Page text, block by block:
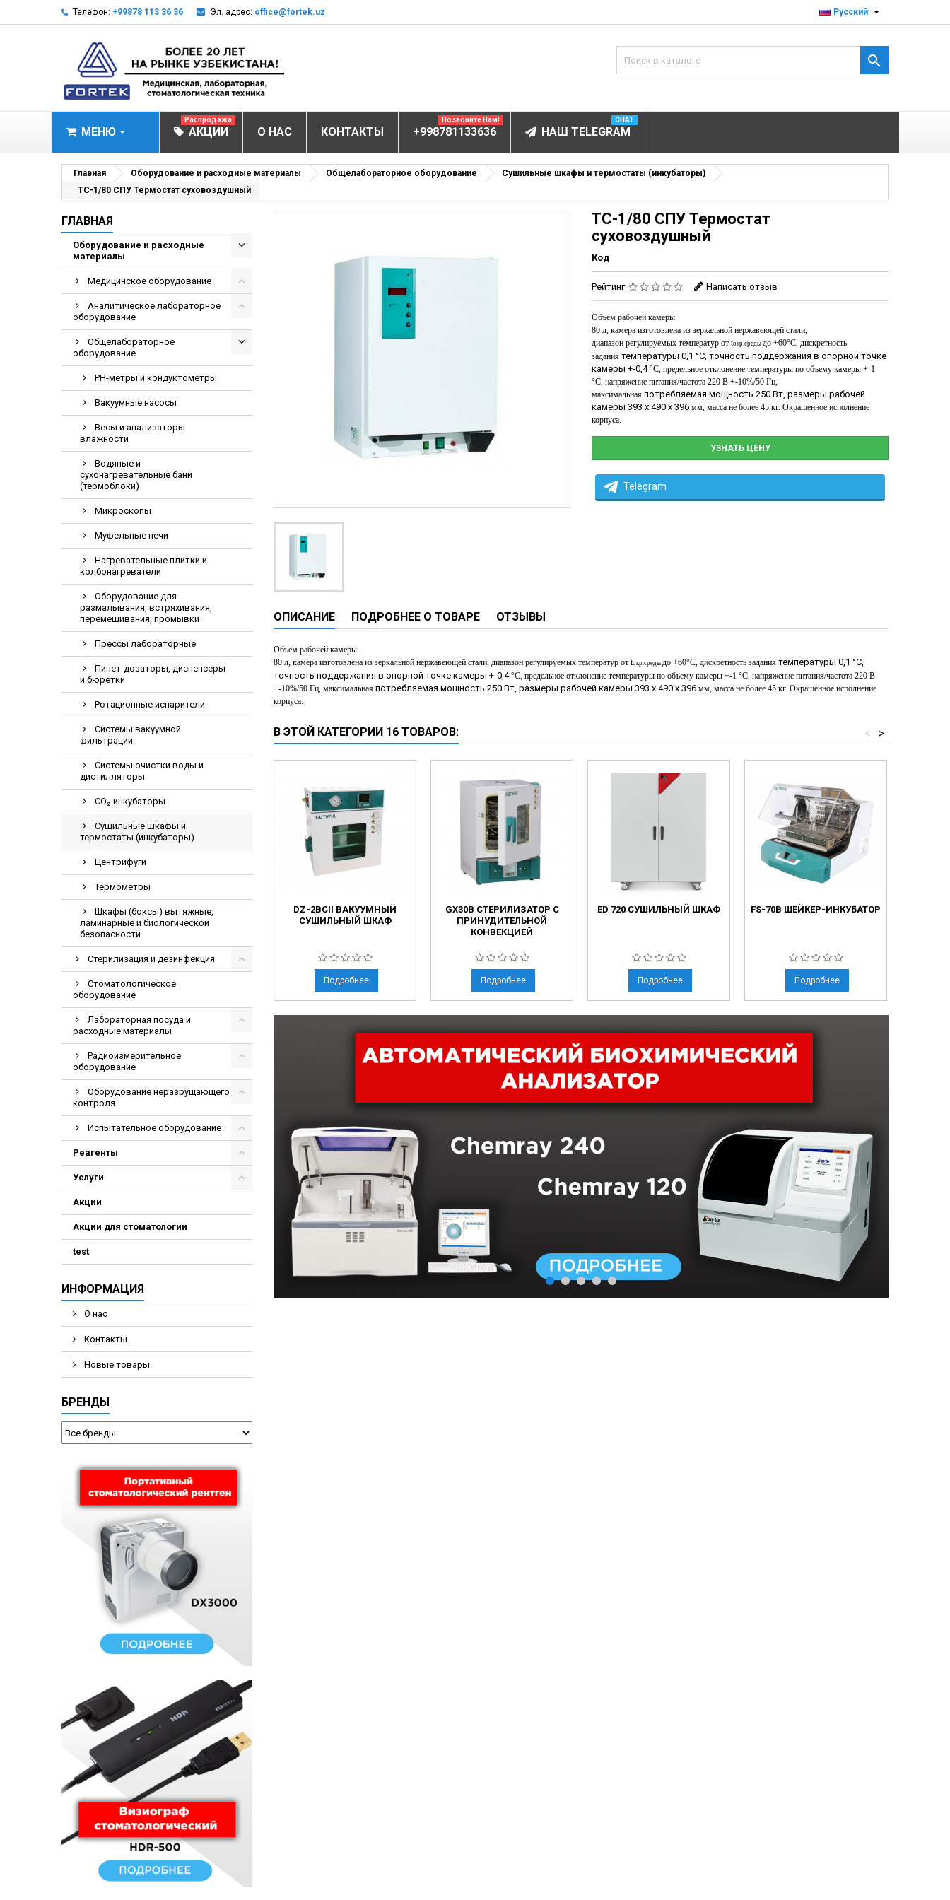
Телефон: +99878 113 36 36 Эл. адрес: office@fortek.uz Русский 

МЕНЮ
МЕДИЦИНСКОЕ ОБОРУДОВАНИЕ
Анализаторы газов и электролитов
Анализаторы иммунохемилюминесцентные (ИХЛА)
Биохимические анализаторы
Видеокольпоскопы
Дефибрилляторы
Инкубаторы для новорожденных
ЛОР-Комбайны
Насосы шприцевые и инфузионные
Рентгеновское оборудование и маммографы
УЗИ аппараты
Электроэнцефалографы
Электрохирургические коагуляторы
Экстракторы нуклеиновых кислот
АКЦИИ
Распродажа
О НАС КОНТАКТЫ +998781133636
Позвоните Нам!
НАШ TELEGRAM
CHAT
Главная Оборудование и расходные материалы Общелабораторное оборудование
Сушильные шкафы и термостаты (инкубаторы)
ТС-1/80 СПУ Термостат суховоздушный
ГЛАВНАЯ
Оборудование и расходные
материалы
Медицинское оборудование
Аналитическое лабораторное
оборудование
Общелабораторное
оборудование
PH-метры и кондуктометры
Вакуумные насосы
Весы и анализаторы
влажности
Водяные и
сухонагревательные бани
(термоблоки)
Микроскопы
Муфельные печи
Нагревательные плитки и
колбонагреватели
Оборудование для
размалывания, встряхивания,
перемешивания, промывки
Прессы лабораторные
Пипет-дозаторы, диспенсеры
и бюретки
Ротационные испарители
Системы вакуумной
фильтрации
Системы очистки воды и
дистилляторы
СО₂-инкубаторы
Сушильные шкафы и
термостаты (инкубаторы)
Центрифуги
Термометры
Шкафы (боксы) вытяжные,
ламинарные и биологической
безопасности
Стерилизация и дезинфекция
Стоматологическое
оборудование
Лабораторная посуда и
расходные материалы
Радиоизмерительное
оборудование
Оборудование неразрущающего
контроля
Испытательное оборудование
Реагенты
Услуги
Акции
Акции для стоматологии
test
ИНФОРМАЦИЯ
О нас
Контакты
Новые товары
БРЕНДЫ
ТС-1/80 СПУ Термостат
суховоздушный
Код
Рейтинг Написать отзыв
Объем рабочей камеры
80 л, камера изготовлена из зеркальной нержавеющей стали,
диапазон регулируемых температур от tокр.среды до +60°С, дискретность
задания температуры 0,1 °С, точность поддержания в опорной точке
камеры +-0,4°С, предельное отклонение температуры по объему камеры +-1
°С, напряжение питания/частота 220 В +-10%/50 Гц,
максимальная потребляемая мощность 250 Вт, размеры рабочей
камеры 393 х 490 х 396 мм, масса не более 45 кг. Окрашенное исполнение
корпуса.
УЗНАТЬ ЦЕНУ
Telegram
ОПИСАНИЕ ПОДРОБНЕЕ О ТОВАРЕ ОТЗЫВЫ
Объем рабочей камеры
80 л, камера изготовлена из зеркальной нержавеющей стали, диапазон регулируемых температур от tокр.среды до +60°С, дискретность задания температуры 0,1 °С,
точность поддержания в опорной точке камеры +-0,4°С, предельное отклонение температуры по объему камеры +-1 °С, напряжение питания/частота 220 В
+-10%/50 Гц, максимальная потребляемая мощность 250 Вт, размеры рабочей камеры 393 х 490 х 396 мм, масса не более 45 кг. Окрашенное исполнение
корпуса.
В ЭТОЙ КАТЕГОРИИ 16 ТОВАРОВ: >
<
DZ-2BCII ВАКУУМНЫЙ
СУШИЛЬНЫЙ ШКАФ
Подробнее
GX30B СТЕРИЛИЗАТОР С
ПРИНУДИТЕЛЬНОЙ
КОНВЕКЦИЕЙ
Подробнее
ED 720 СУШИЛЬНЫЙ ШКАФ
Подробнее
FS-70B ШЕЙКЕР-ИНКУБАТОР
Подробнее